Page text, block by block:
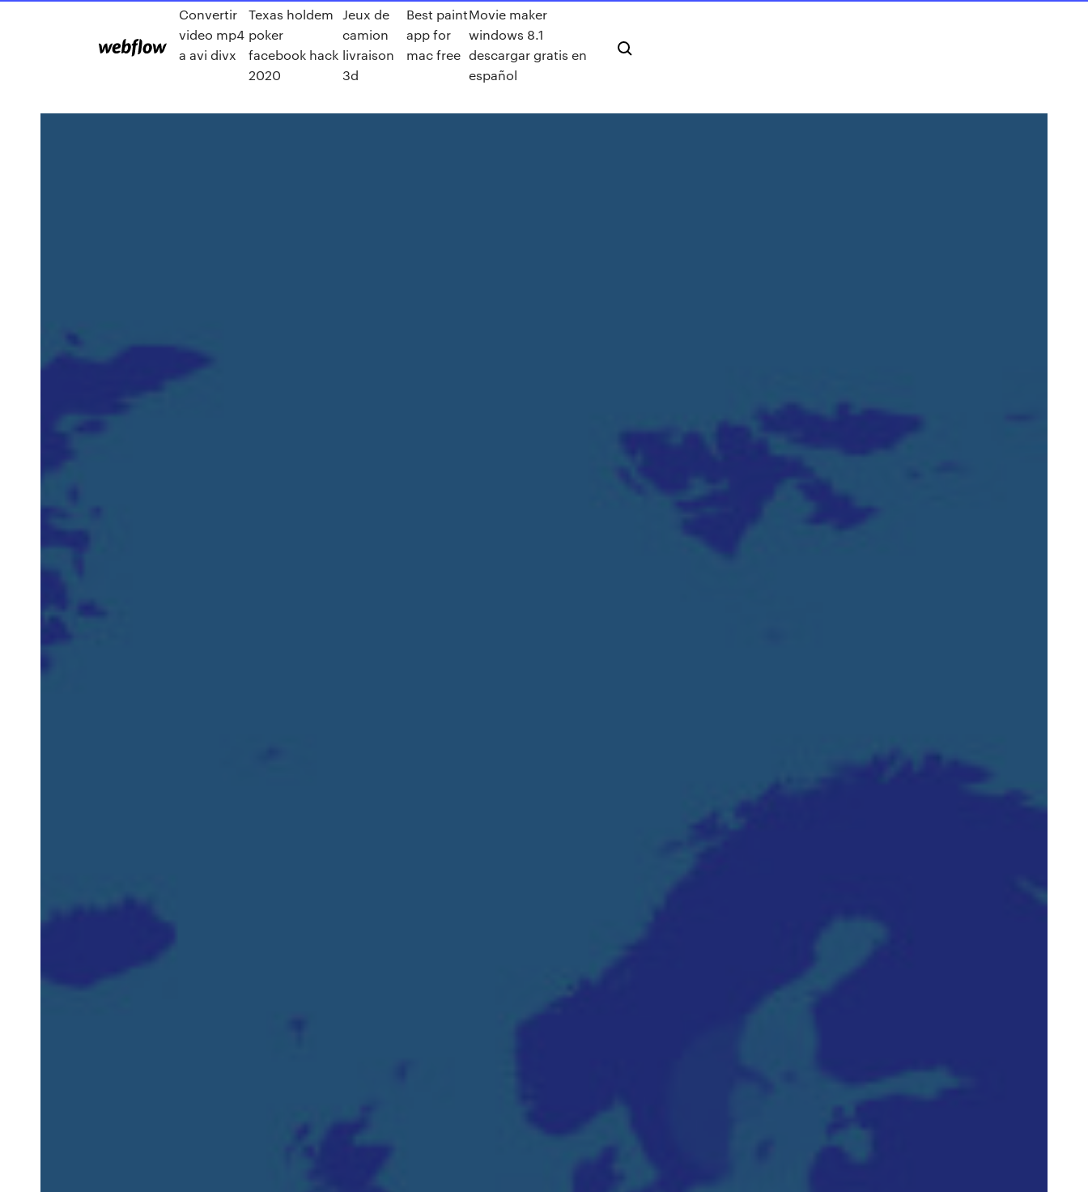
Convertir
video mp4
a avi divx
Texas holdem
poker
facebook hack
2020
Jeux de
camion
livraison
3d
Best paint
app for
mac free
Movie maker
windows 8.1
descargar gratis en
español